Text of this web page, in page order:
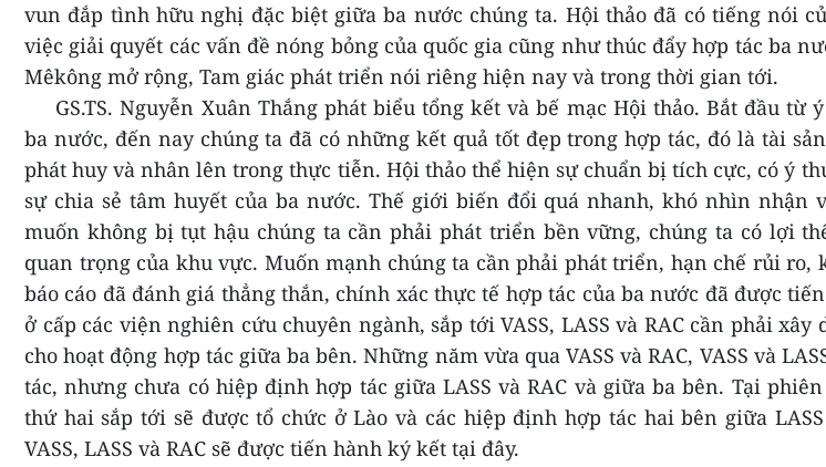
vun đắp tình hữu nghị đặc biệt giữa ba nước chúng ta. Hội thảo đã có tiếng nói
việc giải quyết các vấn đề nóng bỏng của quốc gia cũng như thúc đẩy hợp tác ba
Mêkông mở rộng, Tam giác phát triển nói riêng hiện nay và trong thời gian tới.
GS.TS. Nguyễn Xuân Thắng phát biểu tổng kết và bế mạc Hội thảo. Bắt đầu từ
ba nước, đến nay chúng ta đã có những kết quả tốt đẹp trong hợp tác, đó là tài
phát huy và nhân lên trong thực tiễn. Hội thảo thể hiện sự chuẩn bị tích cực, có ý
sự chia sẻ tâm huyết của ba nước. Thế giới biến đổi quá nhanh, khó nhìn nhận
muốn không bị tụt hậu chúng ta cần phải phát triển bền vững, chúng ta có lợi
quan trọng của khu vực. Muốn mạnh chúng ta cần phải phát triển, hạn chế rủi ro,
báo cáo đã đánh giá thẳng thắn, chính xác thực tế hợp tác của ba nước đã được
ở cấp các viện nghiên cứu chuyên ngành, sắp tới VASS, LASS và RAC cần phải
cho hoạt động hợp tác giữa ba bên. Những năm vừa qua VASS và RAC, VASS và
tác, nhưng chưa có hiệp định hợp tác giữa LASS và RAC và giữa ba bên. Tại
thứ hai sắp tới sẽ được tổ chức ở Lào và các hiệp định hợp tác hai bên giữa
VASS, LASS và RAC sẽ được tiến hành ký kết tại đây.